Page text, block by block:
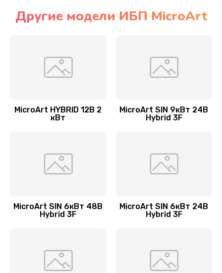
Другие модели ИБП MicroArt
MicroArt HYBRID 12В 2
кВт
MicroArt SIN 9кВт 24В
Hybrid 3F
MicroArt SIN 6кВт 48В
Hybrid 3F
MicroArt SIN 6кВт 24В
Hybrid 3F